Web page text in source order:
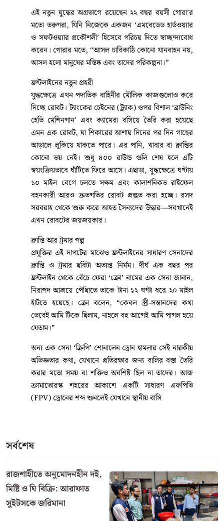
এই নতুন যুদ্ধের অগ্রভাগে রয়েছেন ২২ বছর বয়সী গোরা’র
মতো তরুণরা, যিনি নিজেকে একজন ‘এমবেডেড হার্ডওয়্যার
ও সফটওয়্যার প্রকৌশলী’ হিসেবে পরিচয় দিতে স্বাচ্ছন্দ্যবোধ
করেন। গোরার মতে, “আসল চাবিকাঠি কোনো যানবাহন নয়,
আসল হলো মানুষের মস্তিষ্ক এবং তাদের পরিকল্পনা।”
ফ্রন্টলাইনের নতুন প্রহরী
যুদ্ধক্ষেত্রে এখন পদাতিক বাহিনীর মৌলিক কাজগুলোও করে
দিচ্ছে রোবট। ট্যাংকের চেইনের (ট্র্যাক) ওপর বিশাল ‘ব্রাউনিং
হেভি মেশিনগান’ এবং ক্যামেরা বসিয়ে তৈরি করা হয়েছে
এমন এক রোবট, যা শিকারের আশায় দিনের পর দিন গাছের
আড়ালে লুকিয়ে থাকতে পারে। এর পানি, খাবার বা ক্লান্তির
কোনো ভয় নেই। শুধু ৪০০ রাউন্ড গুলি শেষ হলে এটি
স্বয়ংক্রিয়ভাবে ঘাঁটিতে ফিরে আসে। এছাড়া, যুদ্ধক্ষেত্রে ঘণ্টায়
১০ মাইল বেগে চলতে সক্ষম এবং কালাশনিকভ রাইফেল
বহনকারী আরও দ্রুতগতির রোবট প্রস্তুত করা হচ্ছে। রসদ
সরবরাহ থেকে শুরু করে আহত সৈন্যদের উদ্ধার—সবখানেই
এখন রোবটের জয়জয়কার।
ক্লান্তি আর ট্রমার গল্প
প্রযুক্তির এই দাপটের মাঝেও ফ্রন্টলাইনের সাধারণ সেনাদের
ক্লান্তি ও ট্রমার ছবিটা অত্যন্ত নির্মম। দীর্ঘ এক বছর পর
ফ্রন্টলাইন থেকে বেঁচে ফেরা ‘ক্রো’ নামের এক সেনা জানান,
নিরাপদ আশ্রয়ে পৌঁছাতে তাকে টানা ১২ ঘণ্টা ধরে ২০ মাইল
হাঁটতে হয়েছে। ক্রো বলেন, “কেবল স্ত্রী-সন্তানদের কথা
ভেবেই আমি টিকে ছিলাম, নাহলে বহু আগেই আমি পাগল হয়ে
যেতাম।”
অন্য এক সেনা ‘ক্রিপি’ শোনালেন ড্রোন হামলার সেই নারকীয়
অভিজ্ঞতার কথা, যেখানে প্রতিরক্ষার জন্য বালির বস্তা তৈরি
করার মতো সময় বা শক্তিও অবশিষ্ট ছিল না তাদের। আজ
ক্রামাতোরস্ক শহরের আকাশে একটি সাধারণ এফপিভি
(FPV) ড্রোনের শব্দ শুনলেই যেখানে স্থানীয় বাসি
সর্বশেষ
রাজশাহীতে অনুমোদনহীন দই,
মিষ্টি ও ঘি বিক্রি: আরাফাত
সুইটসকে জরিমানা